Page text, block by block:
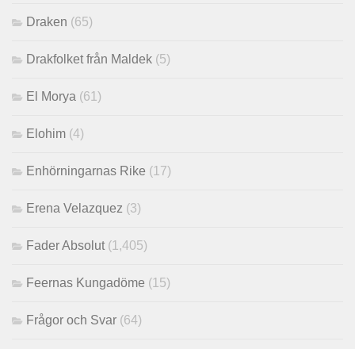
Draken (65)
Drakfolket från Maldek (5)
El Morya (61)
Elohim (4)
Enhörningarnas Rike (17)
Erena Velazquez (3)
Fader Absolut (1,405)
Feernas Kungadöme (15)
Frågor och Svar (64)